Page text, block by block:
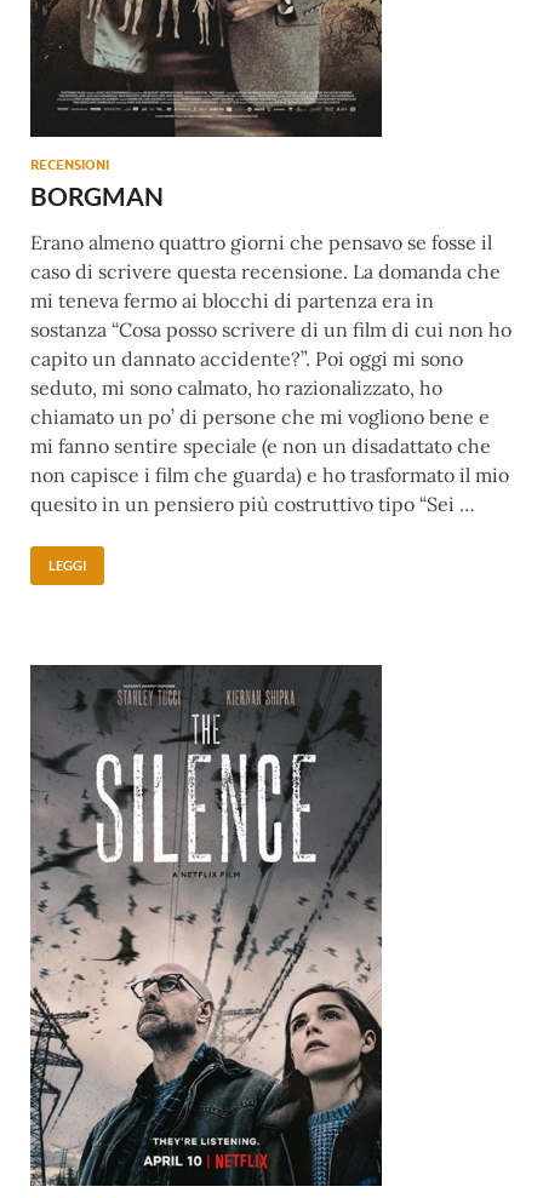
RECENSIONI
BORGMAN
Erano almeno quattro giorni che pensavo se fosse il
caso di scrivere questa recensione. La domanda che
mi teneva fermo ai blocchi di partenza era in
sostanza “Cosa posso scrivere di un film di cui non ho
capito un dannato accidente?”. Poi oggi mi sono
seduto, mi sono calmato, ho razionalizzato, ho
chiamato un po’ di persone che mi vogliono bene e
mi fanno sentire speciale (e non un disadattato che
non capisce i film che guarda) e ho trasformato il mio
quesito in un pensiero più costruttivo tipo “Sei …
LEGGI